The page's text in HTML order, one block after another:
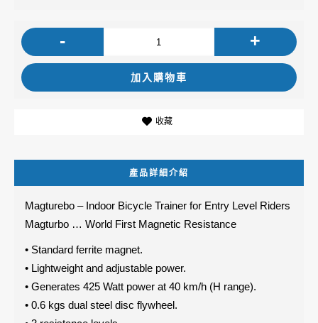
- +
加入購物車
收藏
產品詳細介紹
Magturebo – Indoor Bicycle Trainer for Entry Level Riders
Magturbo … World First Magnetic Resistance
• Standard ferrite magnet.
• Lightweight and adjustable power.
• Generates 425 Watt power at 40 km/h (H range).
• 0.6 kgs dual steel disc flywheel.